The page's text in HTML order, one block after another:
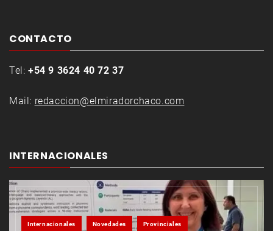
CONTACTO
Tel: +54 9 3624 40 72 37
Mail: redaccion@elmiradorchaco.com
INTERNACIONALES
Internacionales Novedades Provinciales